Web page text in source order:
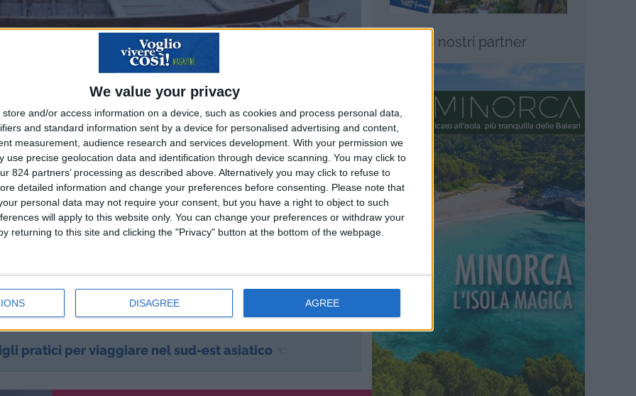
We value your privacy
store and/or access information on a device, such as cookies and process personal data,
and standard information sent by a device for personalised advertising and content,
measurement, audience research and services development. With your permission we
use precise geolocation data and identification through device scanning. You may click to
824 partners’ processing as described above. Alternatively you may click to refuse to
detailed information and change your preferences before consenting.
Please note that
personal data may not require your consent, but you have a right to object to such
will apply to this website only. You can change your preferences or withdraw your
returning to this site and clicking the "Privacy" button at the bottom of the webpage.
DISAGREE AGREE
Regno Unito e Francia hanno la possibilità di entrare
superi i 15 giorni, ma il progetto è di rendere la misura
necessaria a stabilizzare gli investimenti stranieri nel
dal punto di vista economico. È stato così che nel
milioni di visitatori, il 67% dei quali di provenienza del
il 15% sono stati di origine europea, 40.300 dei quali
il maggiore aumento rispetto all’anno precedente (+10%).
strutture ricettive diventa indispensabile se si vuole
formazione e aggiornamento del personale e
cui il governo vietnamita si sta muovendo e per i quali
hanno risorse da investire.
pratici per viaggiare nel sud-est asiatico ☜
I nostri partner